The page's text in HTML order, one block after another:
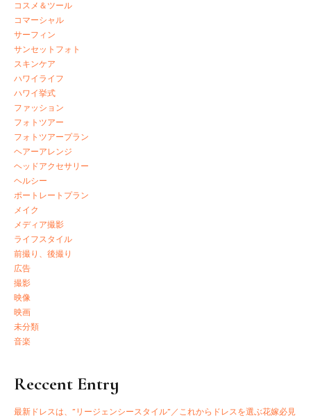
コスメ＆ツール
コマーシャル
サーフィン
サンセットフォト
スキンケア
ハワイライフ
ハワイ挙式
ファッション
フォトツアー
フォトツアープラン
ヘアーアレンジ
ヘッドアクセサリー
ヘルシー
ポートレートプラン
メイク
メディア撮影
ライフスタイル
前撮り、後撮り
広告
撮影
映像
映画
未分類
音楽
Reccent Entry
最新ドレスは、”リージェンシースタイル”／これからドレスを選ぶ花嫁必見